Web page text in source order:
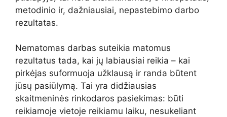
metodinio ir, dažniausiai, nepastebimo darbo
rezultatas.
Nematomas darbas suteikia matomus
rezultatus tada, kai jų labiausiai reikia – kai
pirkėjas suformuoja užklausą ir randa būtent
jūsų pasiūlymą. Tai yra didžiausias
skaitmeninės rinkodaros pasiekimas: būti
reikiamoje vietoje reikiamu laiku, nesukeliant